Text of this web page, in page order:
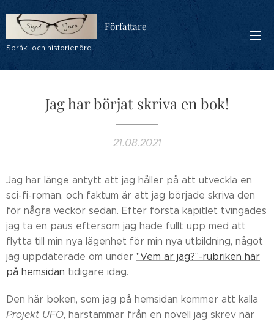
Författare
Språk- och historienörd
Jag har börjat skriva en bok!
21.08.2021
Jag har länge antytt att jag håller på att utveckla en
sci-fi-roman, och faktum är att jag började skriva den
för några veckor sedan. Efter första kapitlet tvingades
jag ta en paus eftersom jag hade fullt upp med att
flytta till min nya lägenhet för min nya utbildning, något
jag uppdaterade om under "Vem är jag?"-rubriken här
på hemsidan tidigare idag.
Den här boken, som jag på hemsidan kommer att kalla
Projekt UFO, härstammar från en novell jag skrev när